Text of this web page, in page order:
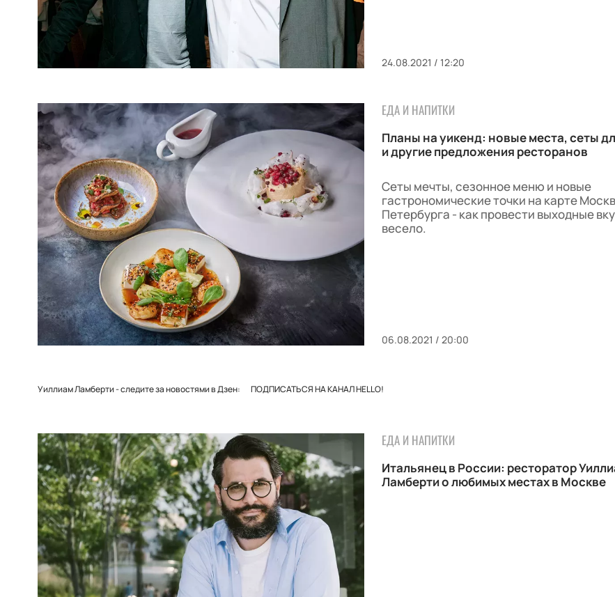
24.08.2021 / 12:20
ЕДА И НАПИТКИ
Планы на уикенд: новые места, сеты
и другие предложения ресторанов
Сеты мечты, сезонное меню и новые
гастрономические точки на карте
Петербурга - как провести выходные
весело.
06.08.2021 / 20:00
Уиллиам Ламберти - следите за новостями в Дзен: ПОДПИСАТЬСЯ НА КАНАЛ HELLO!
ЕДА И НАПИТКИ
Итальянец в России: ресторатор
Ламберти о любимых местах в Москве